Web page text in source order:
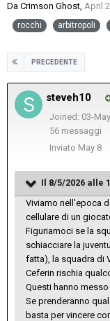
Da Crimson Ghost, April
rocchi arbitropoli
PRECEDENTE
steveh10
Joined: 03-
56 messaggi
Inviato May 8
Il 8/5/2026 alle
Viviamo nell'epoca
cellulare di un
Figuriamoci se la
schiacciare la
fatta), la squadra di
Ceferin rischia
Questi hanno messo
Se prenderanno
basta per vincere